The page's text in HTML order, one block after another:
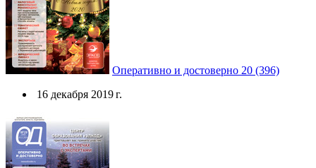
Оперативно и достоверно 20 (396)
16 декабря 2019 г.